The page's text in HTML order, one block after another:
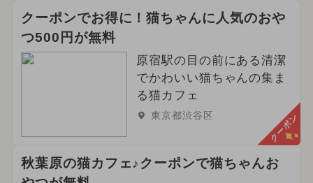
クーポンでお得に！猫ちゃんに人気のおや
つ500円が無料
原宿駅の目の前にある清潔
でかわいい猫ちゃんの集ま
る猫カフェ
東京都渋谷区 クーポン
秋葉原の猫カフェ♪クーポンで猫ちゃんお